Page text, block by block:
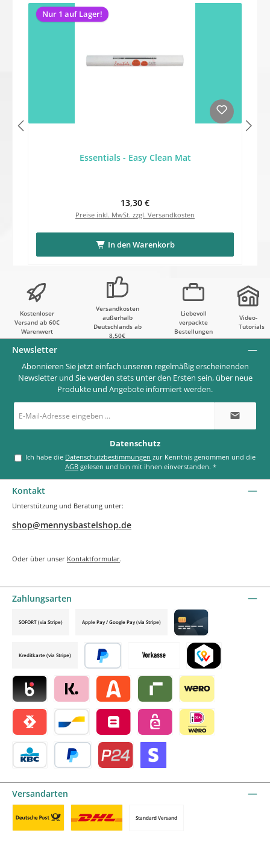
Nur 1 auf Lager!
Essentials - Easy Clean Mat
Regulärer Preis:
13,30 €
Preise inkl. MwSt. zzgl. Versandkosten
In den Warenkorb
Kostenloser
Versand ab 60€
Warenwert
Versandkosten
außerhalb
Deutschlands ab
8,50€
Liebevoll
verpackte
Bestellungen
Video-
Tutorials
Newsletter
Abonnieren Sie jetzt einfach unseren regelmäßig erscheinenden
Newsletter und Sie werden stets unter den Ersten sein, über neue
Produkte und Angebote informiert werden.
Mail-
*
Datenschutz
Ich habe die Datenschutzbestimmungen
AGB gelesen und bin mit ihnen einverstanden.*
Kontakt
Unterstützung und Beratung unter:
shop@mennysbastelshop.de
Oder über unser Kontaktformular.
Zahlungsarten
Vorkasse TWINT by mollie
Blik by mollieKlarna by mollieAlma by mollieRiverty by mollie
Wero
Satispay by mollieBancontact by mollie
Belfius by mollieeps by mollie
SOFORT (via Stripe) Apple Pay / Google Pay (via Stripe)
Credit card by mollie
Kreditkarte (via Stripe)
Später bezahlen
Versandarten
Standard Versand